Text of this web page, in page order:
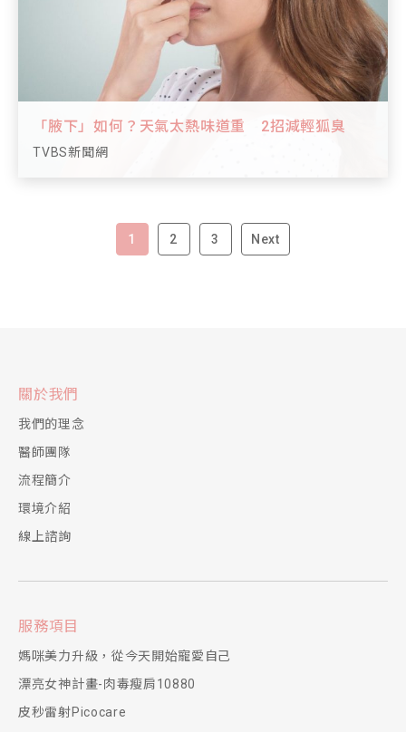
「腋下」如何？天氣太熱味道重 2招減輕狐臭
TVBS新聞網
1 2 3 Next
關於我們
我們的理念
醫師團隊
流程簡介
環境介紹
線上諮詢
服務項目
媽咪美力升級，從今天開始寵愛自己
漂亮女神計畫-肉毒瘦肩10880
皮秒雷射Picocare